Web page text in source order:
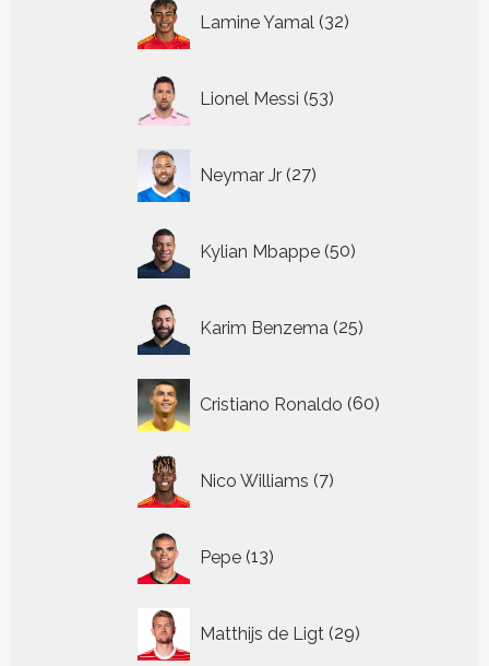
Lamine Yamal 32
producten
Lionel Messi 53
producten
Neymar Jr 27
producten
Kylian Mbappe 50
producten
Karim Benzema 25
producten
Cristiano Ronaldo 60
producten
Nico Williams 7
producten
Pepe 13
producten
Matthijs de Ligt 29
producten